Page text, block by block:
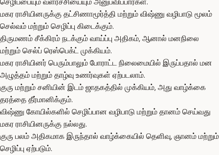
மகர ராசியினருக்கு தட்சிணாமூர்த்தி மற்றும் விஷ்ணு வழிபாடு மூலம்
செல்வம் மற்றும் செழிப்பு கிடைக்கும்.
திருமணம் சீக்கிரம் நடக்கும் வாய்ப்பு அதிகம், ஆனால் மனநிலை
மற்றும் செல்ப் ரெஸ்பெக்ட் முக்கியம்.
மகர ராசியினர் பெரும்பாலும் போராட்ட நிலைமையில் இருப்பதால் மன
அழுத்தம் மற்றும் தாழ்வு உணர்வுகள் ஏற்படலாம்.
குரு மற்றும் சனியின் இடம் ஜாதகத்தில் முக்கியம், அது வாழ்க்கை
தரத்தை தீர்மானிக்கும்.
விஷ்ணு கோயில்களில் செழிப்பான வழிபாடு மற்றும் தானம் செய்வது
மகர ராசியினருக்கு நல்லது.
குரு பலம் அதிகமாக இருந்தால் வாழ்க்கையில் தெளிவு, ஞானம் மற்றும்
செழிப்பு ஏற்படும்.